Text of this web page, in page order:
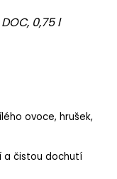
0,75 l
ovoce, hrušek,
a čistou dochutí